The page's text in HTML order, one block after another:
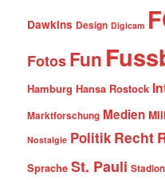
Dawkins Design Digicam
FotosFun
Hamburg Hansa Rostock
Marktforschung Medien
Nostalgie Politik Recht
Sprache St. Pauli Stadion